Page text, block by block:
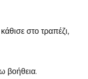
στο τραπέζι,
βοήθεια.